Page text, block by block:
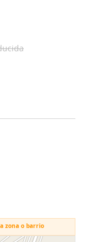
zona o barrio